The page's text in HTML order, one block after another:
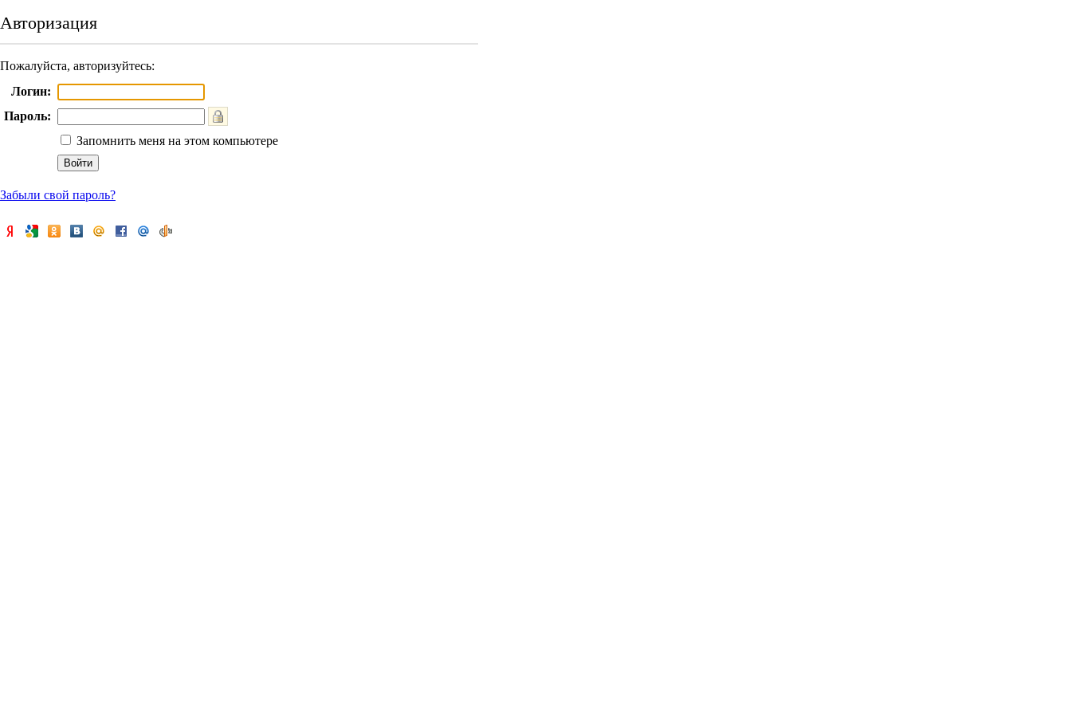
Авторизация
Пожалуйста, авторизуйтесь:
Логин:
Пароль:
Запомнить меня на этом компьютере
Забыли свой пароль?